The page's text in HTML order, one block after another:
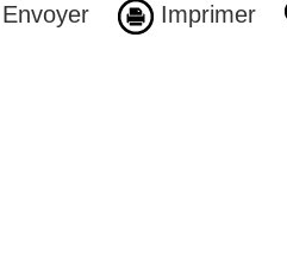
Imprimer